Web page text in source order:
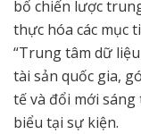
bố chiến lược
thực hóa các mục
“Trung tâm dữ
tài sản quốc gia,
tế và đổi mới sáng
biểu tại sự kiện.